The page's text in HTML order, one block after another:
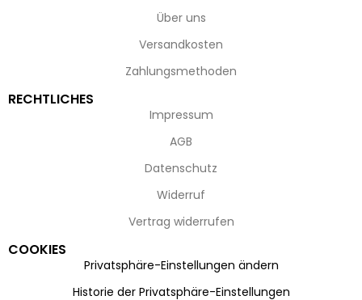
Über uns
Versandkosten
Zahlungsmethoden
RECHTLICHES
Impressum
AGB
Datenschutz
Widerruf
Vertrag widerrufen
COOKIES
Privatsphäre-Einstellungen ändern
Historie der Privatsphäre-Einstellungen